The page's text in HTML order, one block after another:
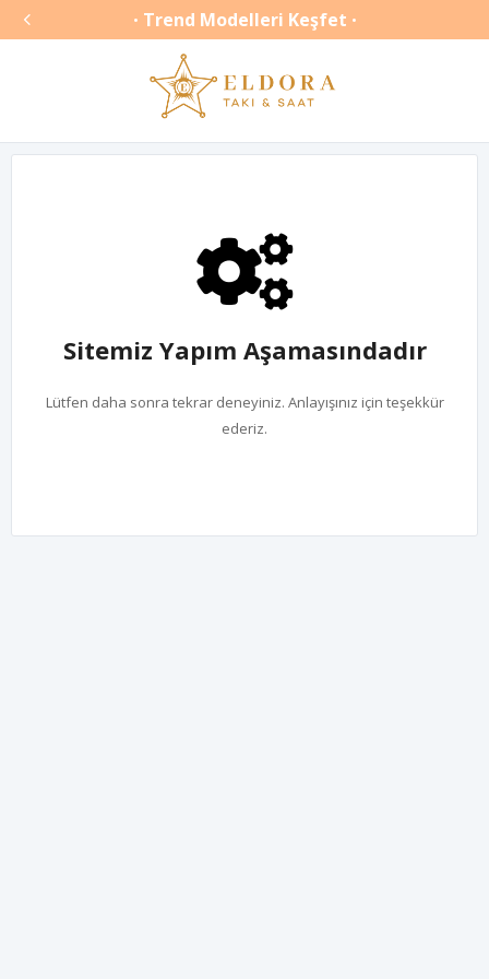
 • Trend Modelleri Keşfet •
Sitemiz Yapım Aşamasındadır
Lütfen daha sonra tekrar deneyiniz. Anlayışınız için teşekkür
ederiz.